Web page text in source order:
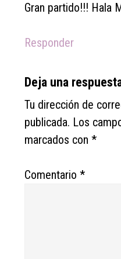
Gran partido!!! Hala
Responder
Deja una
Tu dirección de
publicada. Los
marcados con*
Comentario*